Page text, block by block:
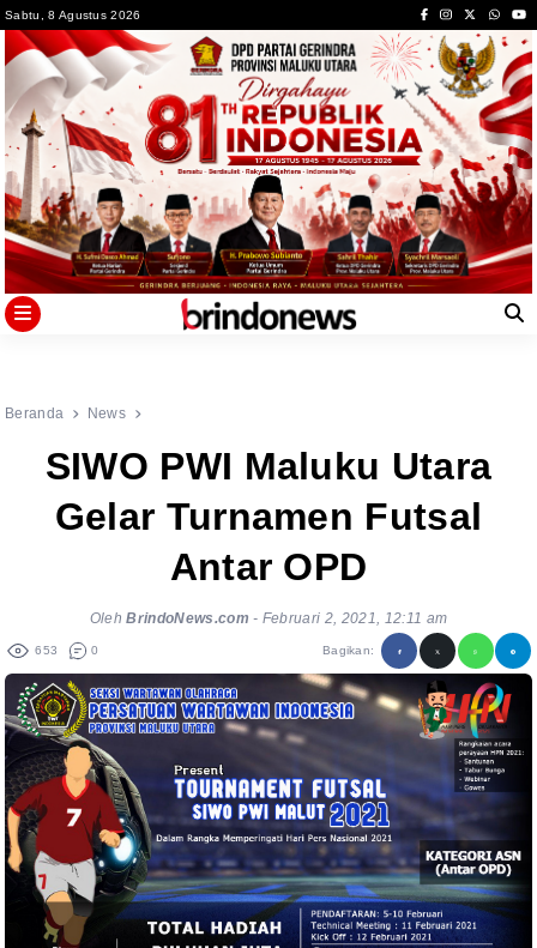
to
content
Sabtu, 8 Agustus 2026
Beranda News
SIWO PWI Maluku Utara
Gelar Turnamen Futsal
Antar OPD
OlehBrindoNews.com - Februari 2, 2021, 12:11 am
653 0 Bagikan: